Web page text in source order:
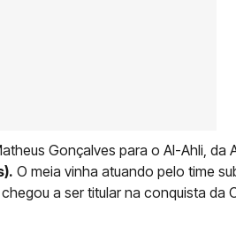
Gonçalves para o Al-Ahli, da
O meia vinha atuando pelo time
a ser titular na conquista da